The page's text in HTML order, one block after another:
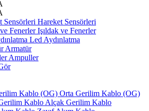
Hareket Sensörleri
Işıldak ve Fenerler
Led Aydınlatma
Armatür
Ampuller
Orta Gerilim Kablo (OG)
Alçak Gerilim Kablo